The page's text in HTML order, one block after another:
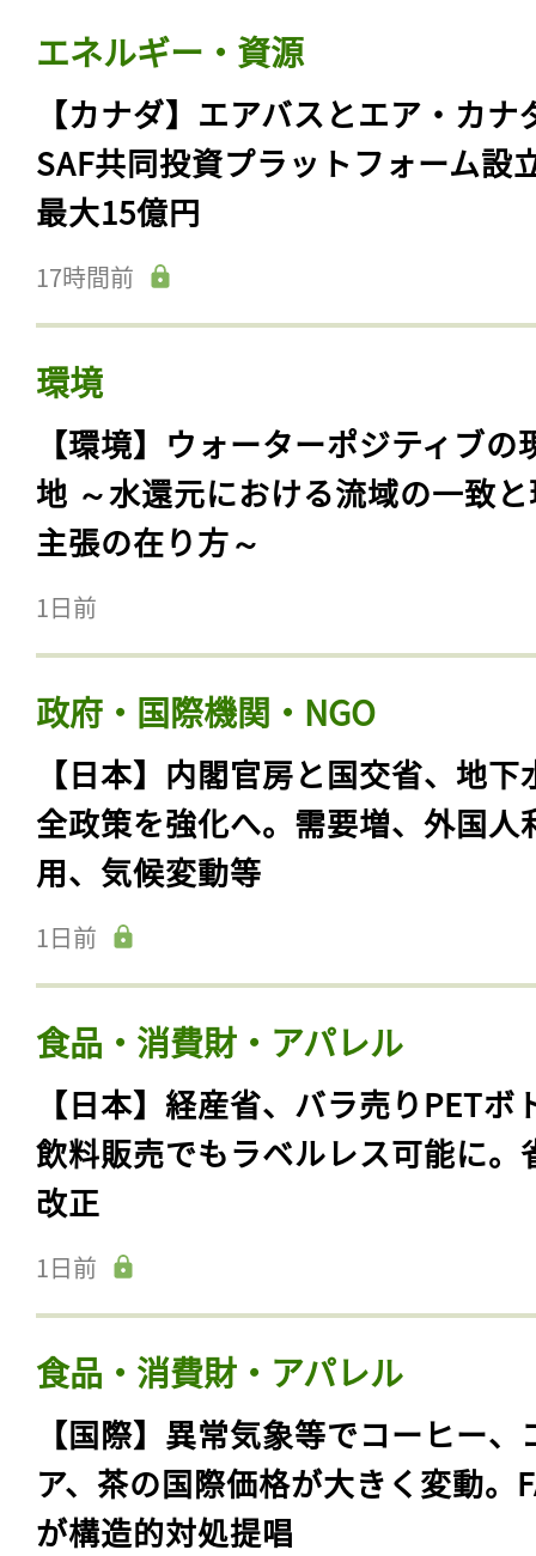
エネルギー・資源
【カナダ】エアバスとエア・カナ
SAF共同投資プラットフォーム設
最大15億円
17時間前
環境
【環境】ウォーターポジティブの
地 ～水還元における流域の一致
主張の在り方～
1日前
政府・国際機関・NGO
【日本】内閣官房と国交省、地下
全政策を強化へ。需要増、外国人
用、気候変動等
1日前
食品・消費財・アパレル
【日本】経産省、バラ売りPETボ
飲料販売でもラベルレス可能に。
改正
1日前
食品・消費財・アパレル
【国際】異常気象等でコーヒー、
ア、茶の国際価格が大きく変動。
が構造的対処提唱
記事をお気に入りに
ログインが必